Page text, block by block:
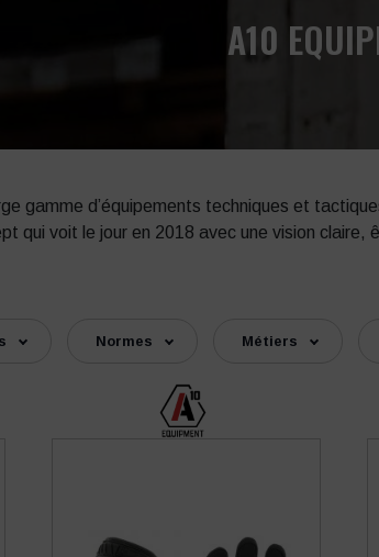
A10
gamme d’équipements techniques et
qui voit le jour en 2018 avec une vision
Normes Métiers